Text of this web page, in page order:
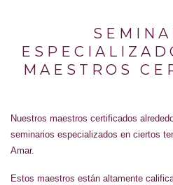
MAESTROS
Nuestros maestros certificados
seminarios especializados en ciertos
Amar.
Estos maestros están altamente